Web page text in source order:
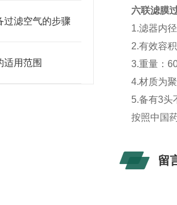
过滤空气的步骤
适用范围
六联滤膜
1.滤器内
2.有效容
3.重量：
4.材质为
5.备有3头
按照中国
留